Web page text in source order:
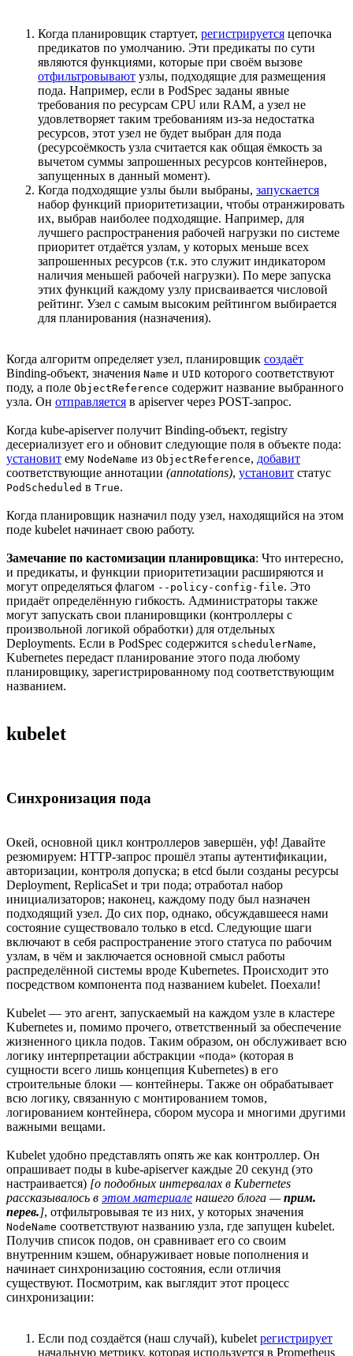
Когда планировщик стартует, регистрируется цепочка
предикатов по умолчанию. Эти предикаты по сути
являются функциями, которые при своём вызове
отфильтровывают узлы, подходящие для размещения
пода. Например, если в PodSpec заданы явные
требования по ресурсам CPU или RAM, а узел не
удовлетворяет таким требованиям из-за недостатка
ресурсов, этот узел не будет выбран для пода
(ресурсоёмкость узла считается как общая ёмкость за
вычетом суммы запрошенных ресурсов контейнеров,
запущенных в данный момент).
Когда подходящие узлы были выбраны, запускается
набор функций приоритетизации, чтобы отранжировать
их, выбрав наиболее подходящие. Например, для
лучшего распространения рабочей нагрузки по системе
приоритет отдаётся узлам, у которых меньше всех
запрошенных ресурсов (т.к. это служит индикатором
наличия меньшей рабочей нагрузки). По мере запуска
этих функций каждому узлу присваивается числовой
рейтинг. Узел с самым высоким рейтингом выбирается
для планирования (назначения).
Когда алгоритм определяет узел, планировщик создаёт
Binding-объект, значения Name и UID которого соответствуют
поду, а поле ObjectReference содержит название выбранного
узла. Он отправляется в apiserver через POST-запрос.
Когда kube-apiserver получит Binding-объект, registry
десериализует его и обновит следующие поля в объекте пода:
установит ему NodeName из ObjectReference, добавит
соответствующие аннотации (annotations), установит статус
PodScheduled в True.
Когда планировщик назначил поду узел, находящийся на этом
поде kubelet начинает свою работу.
Замечание по кастомизации планировщика: Что интересно,
и предикаты, и функции приоритетизации расширяются и
могут определяться флагом --policy-config-file. Это
придаёт определённую гибкость. Администраторы также
могут запускать свои планировщики (контроллеры с
произвольной логикой обработки) для отдельных
Deployments. Если в PodSpec содержится schedulerName,
Kubernetes передаст планирование этого пода любому
планировщику, зарегистрированному под соответствующим
названием.
kubelet
Синхронизация пода
Окей, основной цикл контроллеров завершён, уф! Давайте
резюмируем: HTTP-запрос прошёл этапы аутентификации,
авторизации, контроля допуска; в etcd были созданы ресурсы
Deployment, ReplicaSet и три пода; отработал набор
инициализаторов; наконец, каждому поду был назначен
подходящий узел. До сих пор, однако, обсуждавшееся нами
состояние существовало только в etcd. Следующие шаги
включают в себя распространение этого статуса по рабочим
узлам, в чём и заключается основной смысл работы
распределённой системы вроде Kubernetes. Происходит это
посредством компонента под названием kubelet. Поехали!
Kubelet — это агент, запускаемый на каждом узле в кластере
Kubernetes и, помимо прочего, ответственный за обеспечение
жизненного цикла подов. Таким образом, он обслуживает всю
логику интерпретации абстракции «пода» (которая в
сущности всего лишь концепция Kubernetes) в его
строительные блоки — контейнеры. Также он обрабатывает
всю логику, связанную с монтированием томов,
логированием контейнера, сбором мусора и многими другими
важными вещами.
Kubelet удобно представлять опять же как контроллер. Он
опрашивает поды в kube-apiserver каждые 20 секунд (это
настраивается) [о подобных интервалах в Kubernetes
рассказывалось в этом материале нашего блога —прим.
перев.], отфильтровывая те из них, у которых значения
NodeName соответствуют названию узла, где запущен kubelet.
Получив список подов, он сравнивает его со своим
внутренним кэшем, обнаруживает новые пополнения и
начинает синхронизацию состояния, если отличия
существуют. Посмотрим, как выглядит этот процесс
синхронизации:
Если под создаётся (наш случай), kubelet регистрирует
начальную метрику, которая используется в Prometheus